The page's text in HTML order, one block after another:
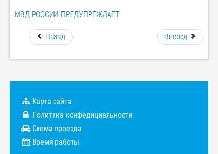
МВД РОССИИ ПРЕДУПРЕЖДАЕТ
Назад Вперед
Карта сайта
Политика конфедициальности
Схема проезда
Время работы